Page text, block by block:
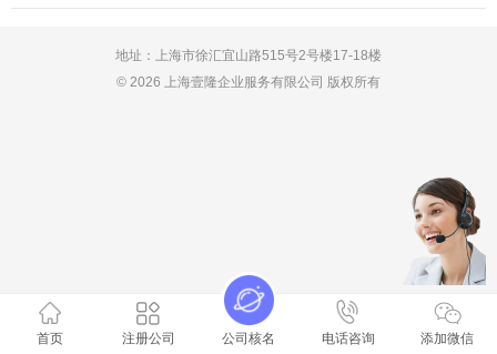
地址：上海市徐汇宜山路515号2号楼17-18楼
© 2026 上海壹隆企业服务有限公司 版权所有
首页 注册公司 公司核名 电话咨询 添加微信